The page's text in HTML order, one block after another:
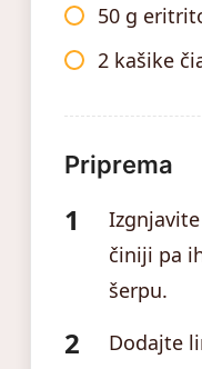
50 g
2 kašike
Priprema
činiji pa
šerpu.
Dodajte